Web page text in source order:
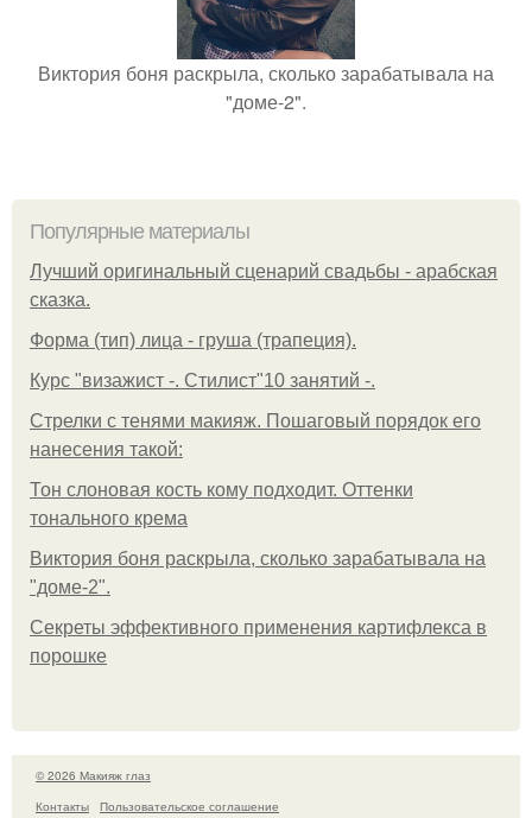
Виктория боня раскрыла, сколько зарабатывала на
"доме-2".
Популярные материалы
Лучший оригинальный сценарий свадьбы - арабская
сказка.
Форма (тип) лица - груша (трапеция).
Курс "визажист -. Стилист"10 занятий -.
Стрелки с тенями макияж. Пошаговый порядок его
нанесения такой:
Тон слоновая кость кому подходит. Оттенки
тонального крема
Виктория боня раскрыла, сколько зарабатывала на
"доме-2".
Секреты эффективного применения картифлекса в
порошке
© 2026 Макияж глаз
Контакты
Пользовательское соглашение